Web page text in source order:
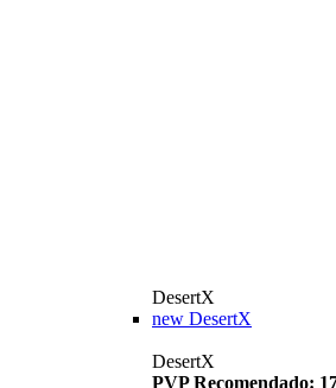
DesertX
new DesertX
DesertX
PVP Recomendado: